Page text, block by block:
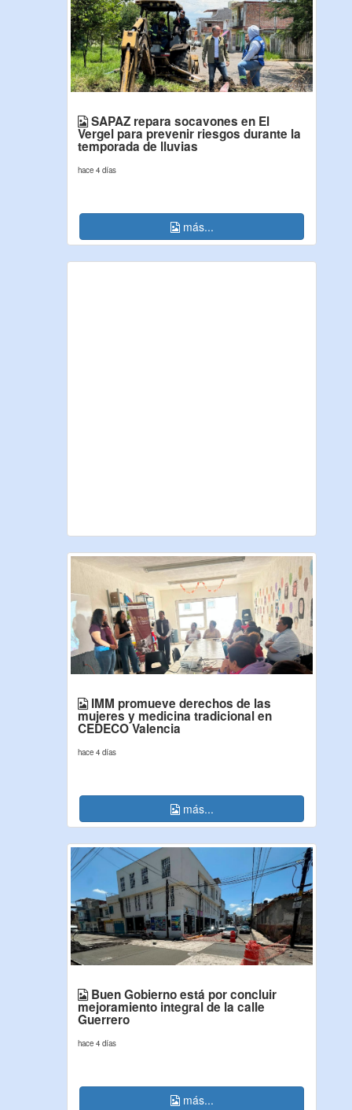
SAPAZ repara socavones en El
Vergel para prevenir riesgos durante la
temporada de lluvias
hace 4 días
más...
IMM promueve derechos de las
mujeres y medicina tradicional en
CEDECO Valencia
hace 4 días
más...
Buen Gobierno está por concluir
mejoramiento integral de la calle
Guerrero
hace 4 días
más...